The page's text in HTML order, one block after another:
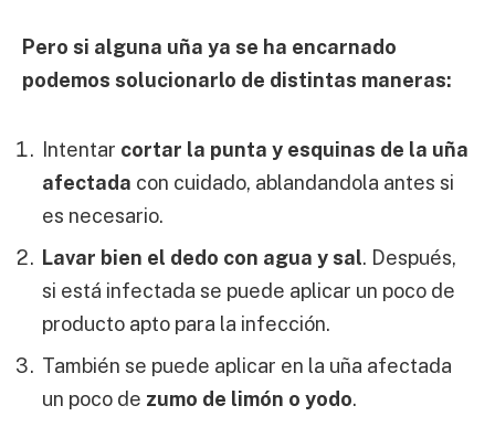
Pero si alguna uña ya se ha encarnado
podemos solucionarlo de distintas maneras:
Intentar cortar la punta y esquinas de la uña
afectada con cuidado, ablandandola antes si
es necesario.
Lavar bien el dedo con agua y sal. Después,
si está infectada se puede aplicar un poco de
producto apto para la infección.
También se puede aplicar en la uña afectada
un poco de zumo de limón o yodo.